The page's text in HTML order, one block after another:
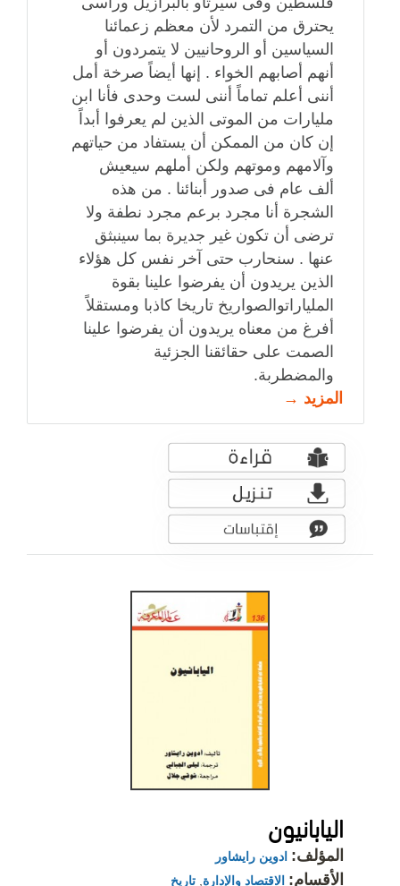
يحترق من التمرد لأن معظم زعمائنا
السياسين أو الروحانيين لا يتمردون أو
أنهم أصابهم الخواء . إنها أيضاً صرخة أمل
أننى أعلم تماماً أننى لست وحدى فأنا ابن
مليارات من الموتى الذين لم يعرفوا أبداً
إن كان من الممكن أن يستفاد من حياتهم
وآلامهم وموتهم ولكن أملهم سيعيش
ألف عام فى صدور أبنائنا . من هذه
الشجرة أنا مجرد برعم مجرد نطفة ولا
ترضى أن تكون غير جديرة بما سينبثق
عنها . سنحارب حتى آخر نفس كل هؤلاء
الذين يريدون أن يفرضوا علينا بقوة
الملياراتوالصواريخ تاريخا كاذبا ومستقلاً
أفرغ من معناه يريدون أن يفرضوا علينا
الصمت على حقائقنا الجزئية
والمضطربة.
المزيد →
اليابانيون
المؤلف: ادوين رايشاور
الأقسام: الاقتصاد والإدارة تاريخ